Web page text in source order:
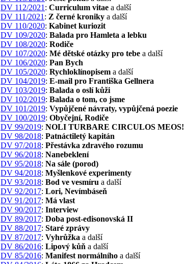
DV 112/2021 : Curriculum vitae a další
DV 111/2021 : Z černé kroniky a další
DV 110/2020: Kabinet kuriozit
DV 109/2020: Balada pro Hamleta a lebku
DV 108/2020: Rodiče
DV 107/2020: Mé dětské otázky pro tebe a další
DV 106/2020: Pan Bych
DV 105/2020: Rychloklínopisem a další
DV 104/2019: E-mail pro Františka Gellnera
DV 103/2019: Balada o oslí kůži
DV 102/2019: Balada o tom, co jsme
DV 101/2019: Vypůjčené návraty, vypůjčená poezie
DV 100/2019: Obyčejní, Rodiče
DV 99/2019: NOLI TURBARE CIRCULOS MEOS!
DV 98/2018: Patnáctiletý kapitán
DV 97/2018: Přestávka zdravého rozumu
DV 96/2018: Nanebeklení
DV 95/2018: Na sále (porod)
DV 94/2018: Myšlenkové experimenty
DV 93/2018: Bod ve vesmíru a další
DV 92/2017: Lori, Nevímbáseň
DV 91/2017: Má vlast
DV 90/2017: Interview
DV 89/2017: Doba post-edisonovská II
DV 88/2017: Staré zprávy
DV 87/2017: Vyhrůžka a další
DV 86/2016: Lipový kůň a další
DV 85/2016: Manifest normálního a další